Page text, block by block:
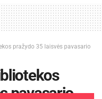
pražydo 35 laisvės pavasario
pavasario